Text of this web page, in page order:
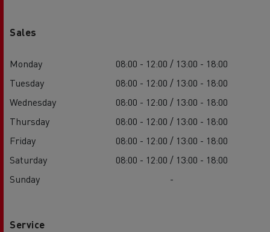
Sales
Monday
08:00 - 12:00 / 13:00 - 18:00
Tuesday
08:00 - 12:00 / 13:00 - 18:00
Wednesday
08:00 - 12:00 / 13:00 - 18:00
Thursday
08:00 - 12:00 / 13:00 - 18:00
Friday
08:00 - 12:00 / 13:00 - 18:00
Saturday
08:00 - 12:00 / 13:00 - 18:00
Sunday
-
Service